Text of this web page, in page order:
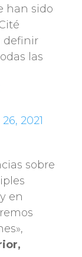
han sido
definir
las
2021
sobre
en